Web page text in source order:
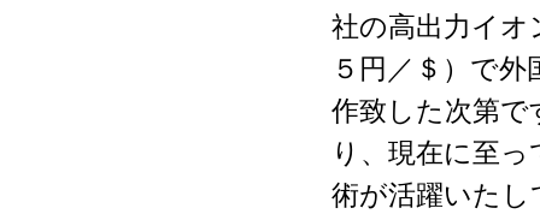
社の高出力イ
５円／＄）で
作致した次第
り、現在に至
術が活躍いた